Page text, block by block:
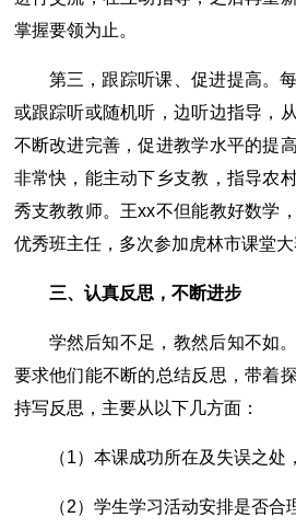
掌握要领为止。
第三，跟踪听课、促进提高。
或跟踪听或随机听，边听边指导，
不断改进完善，促进教学水平的提
非常快，能主动下乡支教，指导农
秀支教教师。王xx不但能教好数学
优秀班主任，多次参加虎林市课堂大
三、认真反思，不断进步
学然后知不足，教然后知不如
要求他们能不断的总结反思，带着
持写反思，主要从以下几方面：
（1）本课成功所在及失误之处
（2）学生学习活动安排是否合